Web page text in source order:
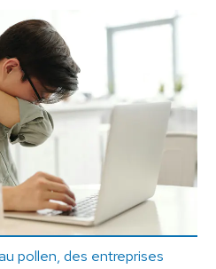
pollen, des entreprises